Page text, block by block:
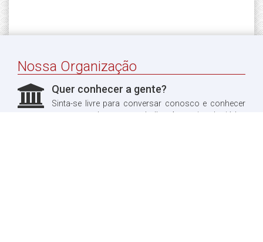
Nossa Organização
Quer conhecer a gente?
Sinta-se livre para conversar conosco e conhecer
um pouco do nosso trabalho. Aproveitando, já leu